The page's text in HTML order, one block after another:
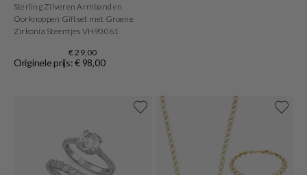
Sterling Zilveren Armband en
Oorknoppen Giftset met Groene
Zirkonia Steentjes VH90061
€ 29,00
Originele prijs: € 98,00